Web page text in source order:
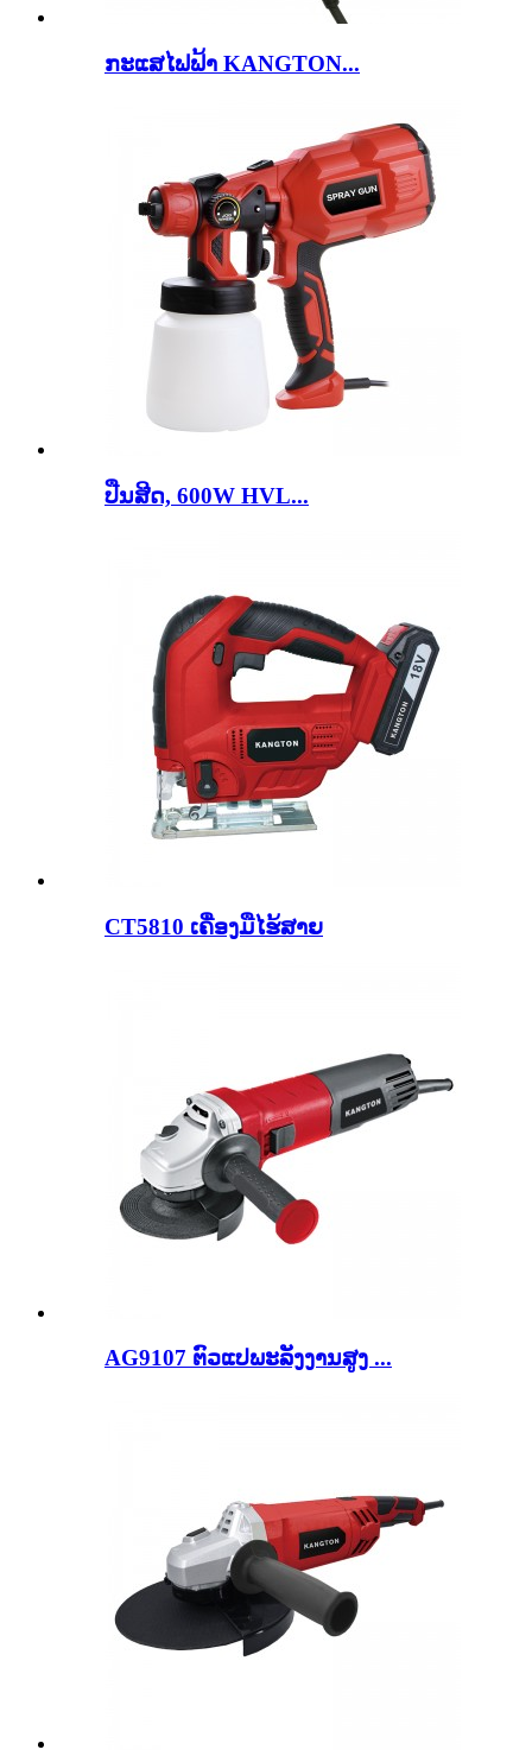
ກະ​ແສ​ໄຟ​ຟ້າ KANGTON...
ປືນສີດ, 600W HVL...
CT5810 ເຄື່ອງມືໄຮ້ສາຍ
AG9107 ຕົວແປພະລັງງານສູງ ...